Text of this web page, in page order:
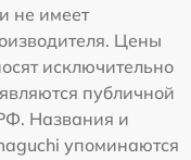
не имеет
Цены
исключительно
публичной
Названия и
упоминаются